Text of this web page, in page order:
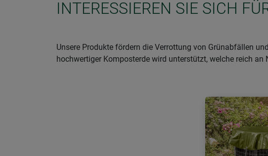
INTERESSIEREN SIE SICH
Unsere Produkte fördern die Verrottung von Grünabfällen
hochwertiger Komposterde wird unterstützt, welche reich